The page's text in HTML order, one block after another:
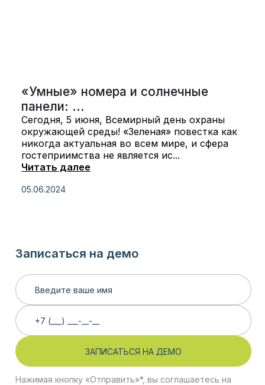
«Умные» номера и солнечные
панели: ...
Сегодня, 5 июня, Всемирный день охраны
окружающей среды! «Зеленая» повестка как
никогда актуальная во всем мире, и сфера
гостеприимства не является ис...
Читать далее
05.06.2024
Записаться на демо
Нажимая кнопку «Отправить»*, вы соглашаетесь на